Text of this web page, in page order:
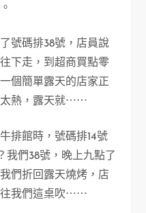
號碼排38號，店員說
下走，到超商買點零
個簡單露天的店家正
太熱，露天就⋯⋯
排館時，號碼排14號
我們38號，晚上九點了
們折回露天燒烤，店
往我們這桌吹⋯⋯